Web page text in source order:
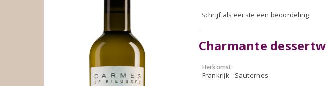
Schrijf als eerste een beoordeling
Charmante
Herkomst
Frankrijk - Sauternes